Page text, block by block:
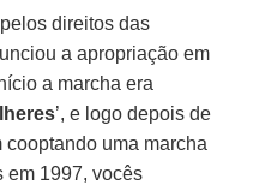
direitos das
a apropriação em
a marcha era
’, e logo depois de
uma marcha
em 1997, vocês